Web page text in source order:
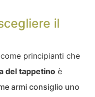
il
principianti che
del tappetino è
armi consiglio uno